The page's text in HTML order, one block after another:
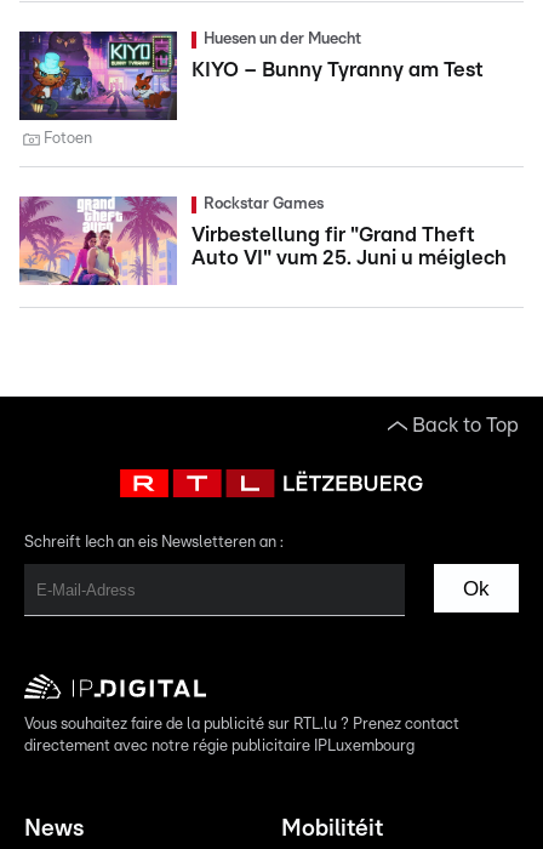
Huesen un der Muecht
KIYO – Bunny Tyranny am Test
Fotoen
Rockstar Games
Virbestellung fir "Grand Theft
Auto VI" vum 25. Juni u méiglech
Back to Top
Schreift Iech an eis Newsletteren an :
Ok
Vous souhaitez faire de la publicité sur RTL.lu ? Prenez contact
directement avec notre régie publicitaire IPLuxembourg
News Mobilitéit